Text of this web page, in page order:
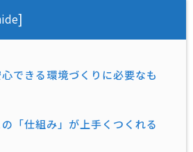
]
できる環境づくりに必要なも
「仕組み」が上手くつくれる